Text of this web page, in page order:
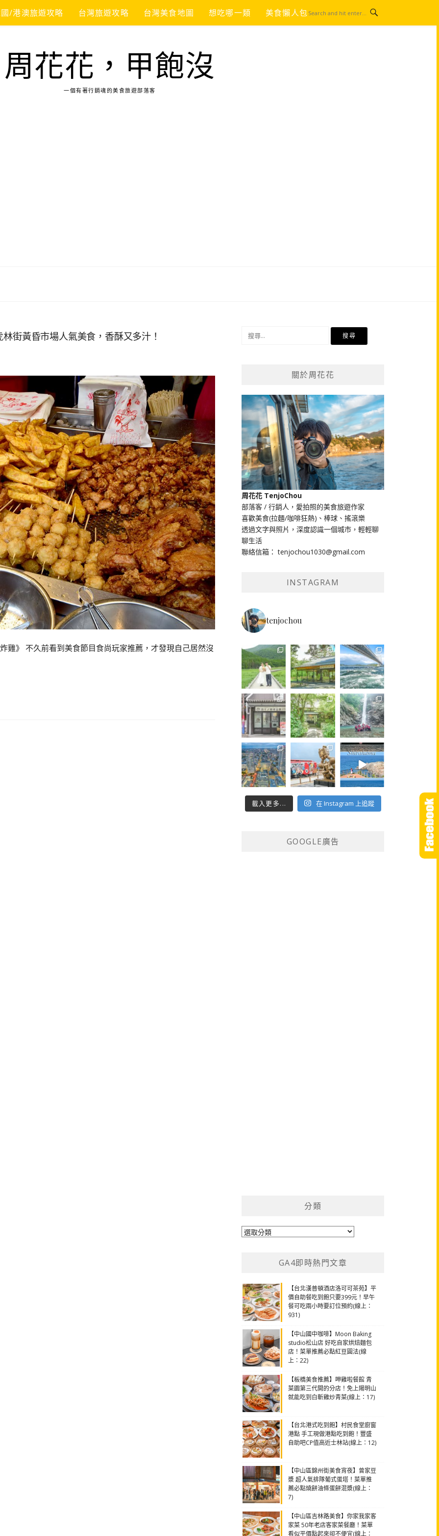
/港澳旅遊攻略 台灣旅遊攻略 台灣美食地圖 想吃哪一類 美食懶人包
周花花，甲飽沒
一個有著行銷魂的美食旅遊部落客
街黃昏市場人氣美食，香酥又多汁！
雞》 不久前看到美食節目食尚玩家推薦，才發現自己居然沒
關於周花花
周花花 TenjoChou
部落客 / 行銷人，愛拍照的美食旅遊作家
喜歡美食(拉麵/咖啡狂熱)、棒球、搖滾樂
透過文字與照片，深度認識一個城市，輕輕聊
聊生活
聯絡信箱： tenjochou1030@gmail.com
INSTAGRAM
tenjochou
載入更多... 在 Instagram 上追蹤
GOOGLE廣告
分類
分
GA4即時熱門文章
【台北漢普頓酒店洛可可茶苑】平
價自助餐吃到飽只要399元！早午
餐可吃兩小時要訂位預約(線上：
931)
【中山國中咖啡】Moon Baking
studio松山店 好吃自家烘焙麵包
店！菜單推薦必點紅豆圓法(線
上：22)
【板橋美食推薦】呷雞啦餐館 青
菜園第三代開的分店！免上陽明山
就能吃到白斬雞炒青菜(線上：17)
【台北港式吃到飽】村民食堂廚窗
港點 手工現做港點吃到飽！豐盛
自助吧CP值高近士林站(線上：12)
【中山區錦州街美食宵夜】曾家豆
漿 超人氣排隊葡式蛋塔！菜單推
薦必點燒餅油條蛋餅混漿(線上：
7)
【中山區吉林路美食】你家我家客
家菜 50年老店客家菜餐廳！菜單
看似平價點起來卻不便宜(線上：